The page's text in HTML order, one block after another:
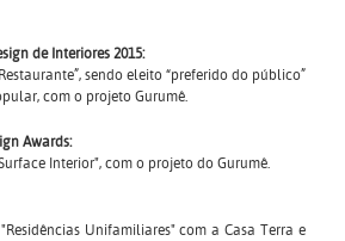
de Interiores 2015:
sendo eleito “preferido do público”
com o projeto Gurumê.
Awards:
Interior", com o projeto do Gurumê.
Unifamiliares" com a Casa Terra e